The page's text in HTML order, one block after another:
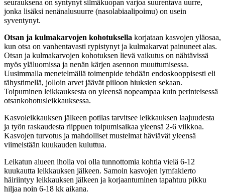
seurauksena on syntynyt silmäkuopan varjoa suurentava uurre,
jonka lisäksi nenänalusuurre (nasolabiaalipoimu) on usein
syventynyt.
Otsan ja kulmakarvojen kohotuksella korjataan kasvojen yläosaa,
kun otsa on vanhentavasti rypistynyt ja kulmakarvat painuneet alas.
Otsan ja kulmakarvojen kohotuksen lievä vaikutus on nähtävissä
myös yläluomissa ja nenän kärjen asennon muuttumisessa.
Uusimmalla menetelmällä toimenpide tehdään endoskooppisesti eli
tähystimellä, jolloin arvet jäävät piiloon hiuksien sekaan.
Toipuminen leikkauksesta on yleensä nopeampaa kuin perinteisessä
otsankohotusleikkauksessa.
Kasvoleikkauksen jälkeen potilas tarvitsee leikkauksen laajuudesta
ja työn raskaudesta riippuen toipumisaikaa yleensä 2-6 viikkoa.
Kasvojen turvotus ja mahdolliset mustelmat häviävät yleensä
viimeistään kuukauden kuluttua.
Leikatun alueen iholla voi olla tunnottomia kohtia vielä 6-12
kuukautta leikkauksen jälkeen. Samoin kasvojen lymfakierto
häiriintyy leikkauksen jälkeen ja korjaantuminen tapahtuu pikku
hiljaa noin 6-18 kk aikana.